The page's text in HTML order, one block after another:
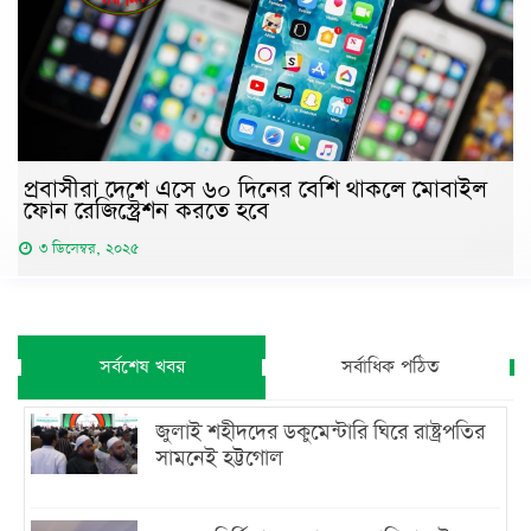
প্রবাসীরা দেশে এসে ৬০ দিনের বেশি থাকলে মোবাইল
ফোন রেজিস্ট্রেশন করতে হবে
৩ ডিসেম্বর, ২০২৫
সর্বশেষ খবর সর্বাধিক পঠিত
জুলাই শহীদদের ডকুমেন্টারি ঘিরে রাষ্ট্রপতির
সামনেই হট্টগোল